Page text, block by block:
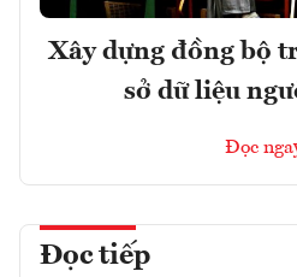
Xây dựng đồng bộ
sở dữ liệu
Đọc
Đọc tiếp